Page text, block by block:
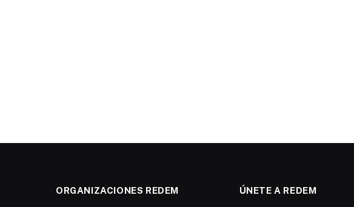
ORGANIZACIONES REDEM ÚNETE A REDEM